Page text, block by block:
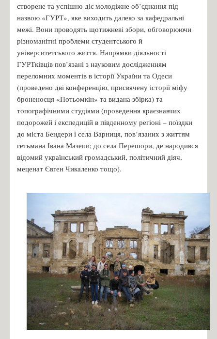
створене та успішно діє молодіжне об’єднання під
назвою «ГУРТ», яке виходить далеко за кафедральні
межі. Вони проводять щотижневі збори, обговорюючи
різноманітні проблеми студентського й
університетського життя. Напрямки діяльності
ГУРТківців пов’язані з науковим дослідженням
переломних моментів в історії України та Одеси
(проведено дві конференцію, присвячену історії міфу
броненосця «Потьомкін» та видана збірка) та
топографічними студіями (проведення краєзнавчих
подорожей і експедицій в південному регіоні – поїздки
до міста Бендери і села Варниця, пов’язаних з життям
гетьмана Івана Мазепи; до села Перешори, де народився
відомий український громадський, політичний діяч,
меценат Євген Чикаленко тощо).